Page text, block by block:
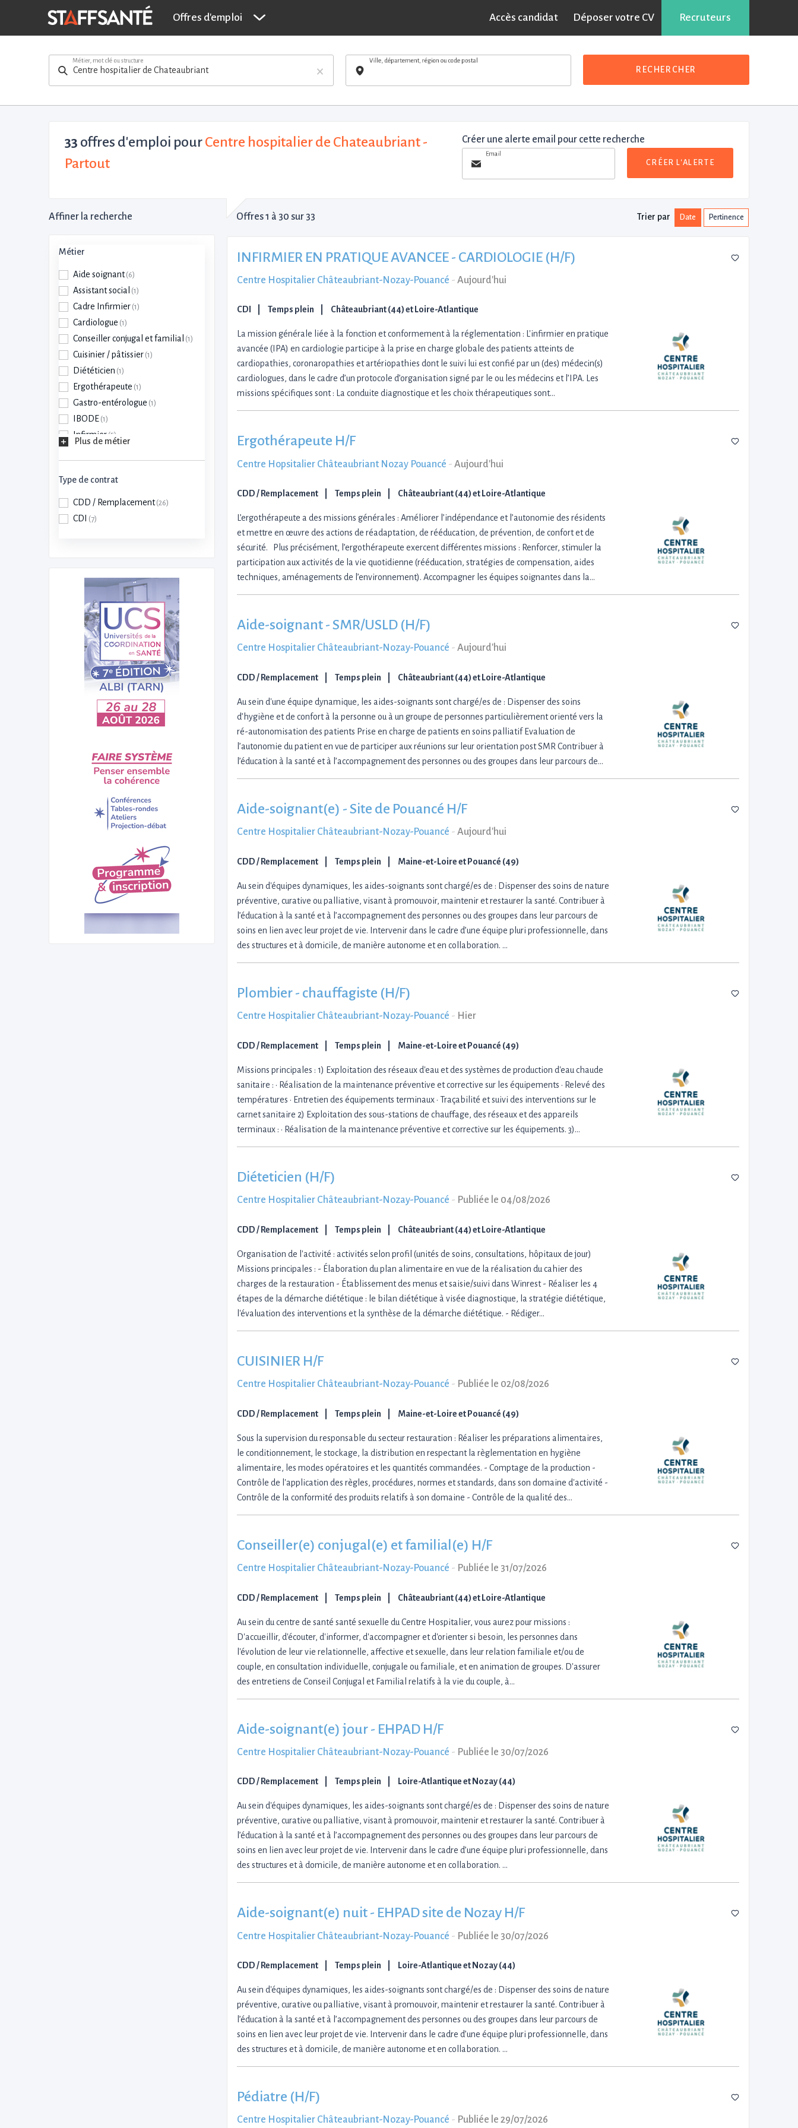
Offres d'emploi Accès candidat Déposer votre CV Recruteurs
×
Métier, mot clé ou structure Ville, département, région ou code postal
RECHERCHER
33 offres d'emploi pourCentre hospitalier de Chateaubriant -
Partout
Créer une alerte email pour cette recherche
Email
CRÉER L'ALERTE
Affiner la recherche
Métier
Aide soignant (6)
Assistant social (1)
Cadre Infirmier (1)
Cardiologue (1)
Conseiller conjugal et familial (1)
Cuisinier / pâtissier (1)
Diététicien (1)
Ergothérapeute (1)
Gastro-entérologue (1)
IBODE (1)
Infirmier (5)
d'électroradiologie médicale(1)
Médecin de la douleur
Médecin hygiéniste
Pédiatre
Technicien installateur
Plus de métier
Type de contrat
CDD / Remplacement (26)
CDI (7)
Offres 1 à 30 sur 33 Trier par Date Pertinence
INFIRMIER EN PRATIQUE AVANCEE - CARDIOLOGIE (H/F)
Centre Hospitalier Châteaubriant-Nozay-Pouancé - Aujourd'hui
CDI Temps plein Châteaubriant (44) et Loire-Atlantique
La mission générale liée à la fonction et conformement à la réglementation : L'infirmier en pratique
avancée (IPA) en cardiologie participe à la prise en charge globale des patients atteints de
cardiopathies, coronaropathies et artériopathies dont le suivi lui est confié par un (des) médecin(s)
cardiologues, dans le cadre d’un protocole d’organisation signé par le ou les médecins et l’IPA. Les
missions spécifiques sont : La conduite diagnostique et les choix thérapeutiques sont…
Ergothérapeute H/F
Centre Hopsitalier Châteaubriant Nozay Pouancé - Aujourd'hui
CDD / Remplacement Temps plein Châteaubriant (44) et Loire-Atlantique
L’ergothérapeute a des missions générales : Améliorer l’indépendance et l’autonomie des résidents
et mettre en œuvre des actions de réadaptation, de rééducation, de prévention, de confort et de
sécurité. Plus précisément, l’ergothérapeute exercent différentes missions : Renforcer, stimuler la
participation aux activités de la vie quotidienne (rééducation, stratégies de compensation, aides
techniques, aménagements de l’environnement). Accompagner les équipes soignantes dans la…
Aide-soignant - SMR/USLD (H/F)
Centre Hospitalier Châteaubriant-Nozay-Pouancé - Aujourd'hui
CDD / Remplacement Temps plein Châteaubriant (44) et Loire-Atlantique
Au sein d'une équipe dynamique, les aides-soignants sont chargé/es de : Dispenser des soins
d’hygiène et de confort à la personne ou à un groupe de personnes particulièrement orienté vers la
ré-autonomisation des patients Prise en charge de patients en soins palliatif Evaluation de
l’autonomie du patient en vue de participer aux réunions sur leur orientation post SMR Contribuer à
l’éducation à la santé et à l’accompagnement des personnes ou des groupes dans leur parcours de…
Aide-soignant(e) - Site de Pouancé H/F
Centre Hospitalier Châteaubriant-Nozay-Pouancé - Aujourd'hui
CDD / Remplacement Temps plein Maine-et-Loire et Pouancé (49)
Au sein d'équipes dynamiques, les aides-soignants sont chargé/es de : Dispenser des soins de nature
préventive, curative ou palliative, visant à promouvoir, maintenir et restaurer la santé. Contribuer à
l’éducation à la santé et à l’accompagnement des personnes ou des groupes dans leur parcours de
soins en lien avec leur projet de vie. Intervenir dans le cadre d’une équipe pluri professionnelle, dans
des structures et à domicile, de manière autonome et en collaboration. …
Plombier - chauffagiste (H/F)
Centre Hospitalier Châteaubriant-Nozay-Pouancé - Hier
CDD / Remplacement Temps plein Maine-et-Loire et Pouancé (49)
Missions principales : 1) Exploitation des réseaux d'eau et des systèmes de production d'eau chaude
sanitaire : • Réalisation de la maintenance préventive et corrective sur les équipements • Relevé des
températures • Entretien des équipements terminaux • Traçabilité et suivi des interventions sur le
carnet sanitaire 2) Exploitation des sous-stations de chauffage, des réseaux et des appareils
terminaux : • Réalisation de la maintenance préventive et corrective sur les équipements. 3)…
Diéteticien (H/F)
Centre Hospitalier Châteaubriant-Nozay-Pouancé - Publiée le 04/08/2026
CDD / Remplacement Temps plein Châteaubriant (44) et Loire-Atlantique
Organisation de l'activité : activités selon profil (unités de soins, consultations, hôpitaux de jour)
Missions principales : - Élaboration du plan alimentaire en vue de la réalisation du cahier des
charges de la restauration - Établissement des menus et saisie/suivi dans Winrest - Réaliser les 4
étapes de la démarche diététique : le bilan diététique à visée diagnostique, la stratégie diététique,
l'évaluation des interventions et la synthèse de la démarche diététique. - Rédiger…
CUISINIER H/F
Centre Hospitalier Châteaubriant-Nozay-Pouancé - Publiée le 02/08/2026
CDD / Remplacement Temps plein Maine-et-Loire et Pouancé (49)
Sous la supervision du responsable du secteur restauration : Réaliser les préparations alimentaires,
le conditionnement, le stockage, la distribution en respectant la règlementation en hygiène
alimentaire, les modes opératoires et les quantités commandées. - Comptage de la production -
Contrôle de l'application des règles, procédures, normes et standards, dans son domaine d'activité -
Contrôle de la conformité des produits relatifs à son domaine - Contrôle de la qualité des…
Conseiller(e) conjugal(e) et familial(e) H/F
Centre Hospitalier Châteaubriant-Nozay-Pouancé - Publiée le 31/07/2026
CDD / Remplacement Temps plein Châteaubriant (44) et Loire-Atlantique
Au sein du centre de santé santé sexuelle du Centre Hospitalier, vous aurez pour missions :
D'accueillir, d'écouter, d'informer, d'accompagner et d'orienter si besoin, les personnes dans
l'évolution de leur vie relationnelle, affective et sexuelle, dans leur relation familiale et/ou de
couple, en consultation individuelle, conjugale ou familiale, et en animation de groupes. D'assurer
des entretiens de Conseil Conjugal et Familial relatifs à la vie du couple, à…
Aide-soignant(e) jour - EHPAD H/F
Centre Hospitalier Châteaubriant-Nozay-Pouancé - Publiée le 30/07/2026
CDD / Remplacement Temps plein Loire-Atlantique et Nozay (44)
Au sein d'équipes dynamiques, les aides-soignants sont chargé/es de : Dispenser des soins de nature
préventive, curative ou palliative, visant à promouvoir, maintenir et restaurer la santé. Contribuer à
l’éducation à la santé et à l’accompagnement des personnes ou des groupes dans leur parcours de
soins en lien avec leur projet de vie. Intervenir dans le cadre d’une équipe pluri professionnelle, dans
des structures et à domicile, de manière autonome et en collaboration. …
Aide-soignant(e) nuit - EHPAD site de Nozay H/F
Centre Hospitalier Châteaubriant-Nozay-Pouancé - Publiée le 30/07/2026
CDD / Remplacement Temps plein Loire-Atlantique et Nozay (44)
Au sein d'équipes dynamiques, les aides-soignants sont chargé/es de : Dispenser des soins de nature
préventive, curative ou palliative, visant à promouvoir, maintenir et restaurer la santé. Contribuer à
l’éducation à la santé et à l’accompagnement des personnes ou des groupes dans leur parcours de
soins en lien avec leur projet de vie. Intervenir dans le cadre d’une équipe pluri professionnelle, dans
des structures et à domicile, de manière autonome et en collaboration. …
Pédiatre (H/F)
Centre Hospitalier Châteaubriant-Nozay-Pouancé - Publiée le 29/07/2026